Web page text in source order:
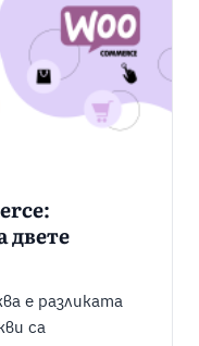
двете
е разликата
са